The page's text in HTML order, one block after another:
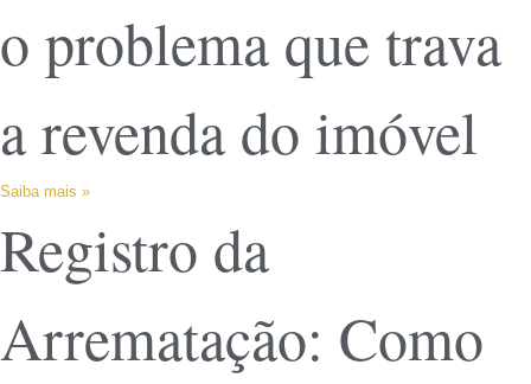
o problema que trava
a revenda do imóvel
Saiba mais »
Registro da
Arrematação: Como